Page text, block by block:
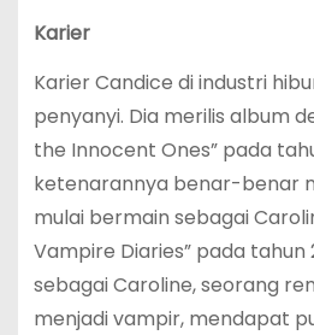
Karier
Karier Candice di industri
penyanyi. Dia merilis album
the Innocent Ones” pada
ketenarannya benar-benar
mulai bermain sebagai
Vampire Diaries” pada tahun
sebagai Caroline, seorang
menjadi vampir, mendapat